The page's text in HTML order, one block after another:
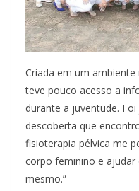
Criada em um
teve pouco acesso a
durante a juventude.
descoberta que
fisioterapia pélvica me
corpo feminino e
mesmo.”